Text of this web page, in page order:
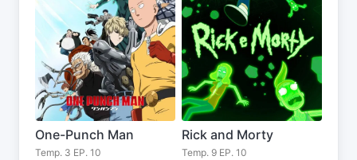
One-Punch Man
Temp. 3 EP. 10
Rick and Morty
Temp. 9 EP. 10